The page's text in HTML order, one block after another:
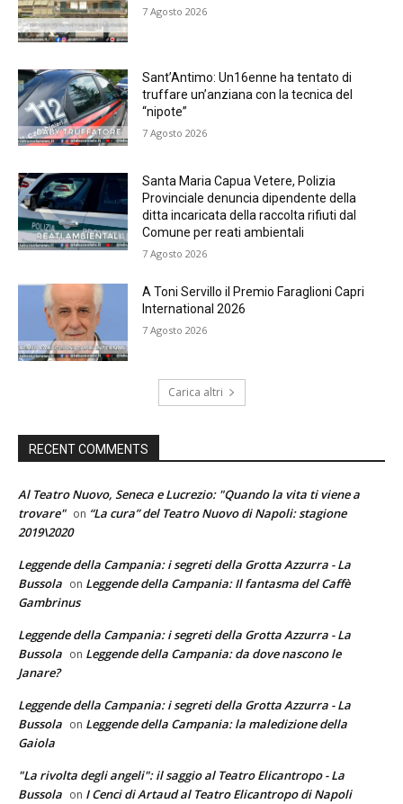
7 Agosto 2026
Sant’Antimo: Un16enne ha tentato di
truffare un’anziana con la tecnica del
“nipote”
7 Agosto 2026
Santa Maria Capua Vetere, Polizia
Provinciale denuncia dipendente della
ditta incaricata della raccolta rifiuti dal
Comune per reati ambientali
7 Agosto 2026
A Toni Servillo il Premio Faraglioni Capri
International 2026
7 Agosto 2026
Carica altri
RECENT COMMENTS
Al Teatro Nuovo, Seneca e Lucrezio: "Quando la vita ti viene a
trovare" on “La cura” del Teatro Nuovo di Napoli: stagione
2019\2020
Leggende della Campania: i segreti della Grotta Azzurra - La
Bussola on Leggende della Campania: Il fantasma del Caffè
Gambrinus
Leggende della Campania: i segreti della Grotta Azzurra - La
Bussola on Leggende della Campania: da dove nascono le
Janare?
Leggende della Campania: i segreti della Grotta Azzurra - La
Bussola on Leggende della Campania: la maledizione della
Gaiola
"La rivolta degli angeli": il saggio al Teatro Elicantropo - La
Bussola on I Cenci di Artaud al Teatro Elicantropo di Napoli